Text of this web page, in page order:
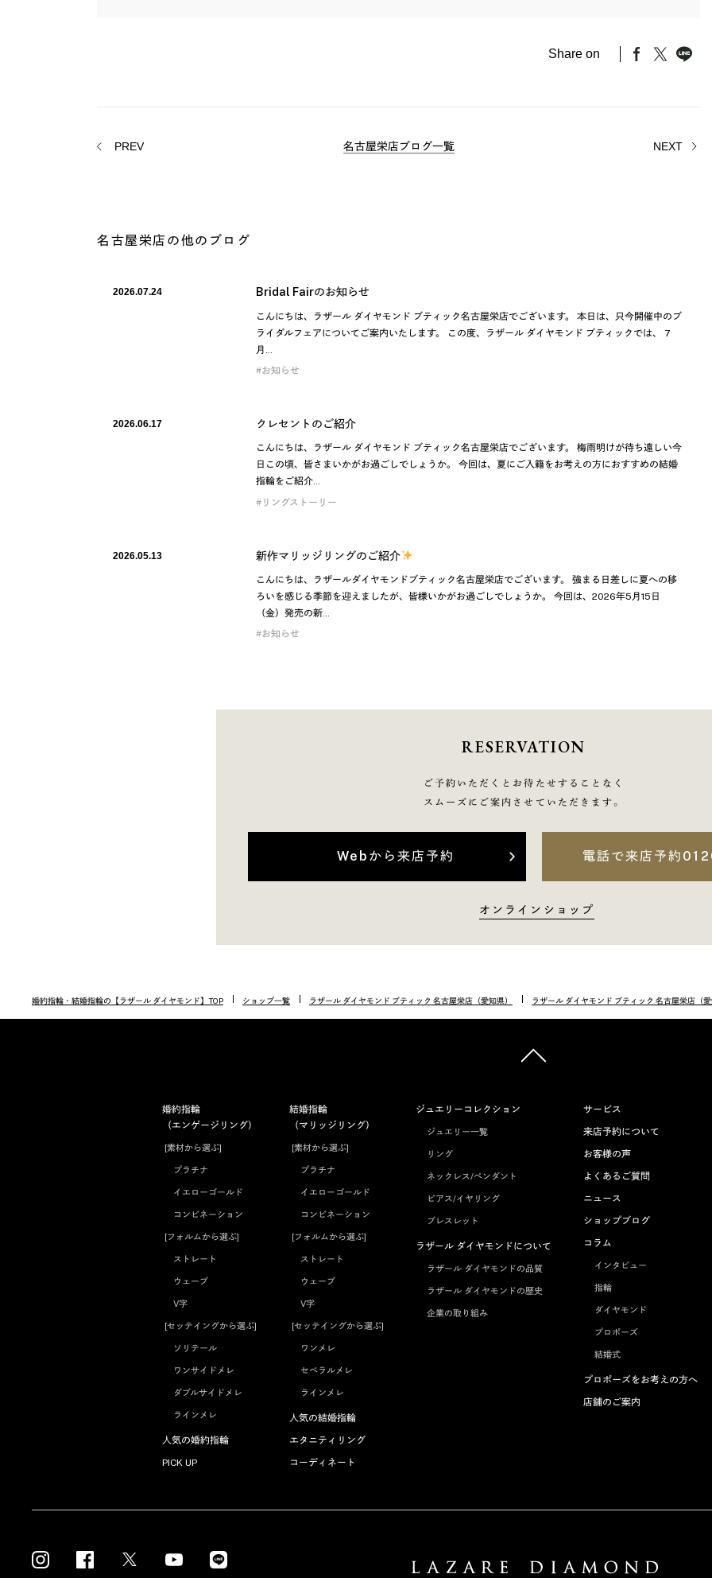
Share on
PREV 名古屋栄店ブログ一覧 NEXT
名古屋栄店の他のブログ
2026.07.24 Bridal Fairのお知らせ
こんにちは、ラザール ダイヤモンド ブティック名古屋栄店でございます。 本日は、只今開催中のブ
ライダルフェアについてご案内いたします。 この度、ラザール ダイヤモンド ブティックでは、 7
月…
お知らせ
2026.06.17 クレセントのご紹介
こんにちは、ラザール ダイヤモンド ブティック名古屋栄店でございます。 梅雨明けが待ち遠しい今
日この頃、皆さまいかがお過ごしでしょうか。 今回は、夏にご入籍をお考えの方におすすめの結婚
指輪をご紹介…
リングストーリー
2026.05.13 新作マリッジリングのご紹介
こんにちは、ラザールダイヤモンドブティック名古屋栄店でございます。 強まる日差しに夏への移
ろいを感じる季節を迎えましたが、皆様いかがお過ごしでしょうか。 今回は、2026年5月15日
（金）発売の新…
お知らせ
RESERVATION
ご予約いただくとお待たせすることなく
スムーズにご案内させていただきます。
Webから来店予約 電話で来店予約
オンラインショップ
婚約指輪・結婚指輪の【ラザール ダイヤモンド】TOP ショップ一覧 ラザール ダイヤモンド ブティック 名古屋栄店（愛知県） ラザール ダイヤモンド ブティック 名古屋栄店（
婚約指輪
（エンゲージリング）
[素材から選ぶ]
プラチナ
イエローゴールド
コンビネーション
[フォルムから選ぶ]
ストレート
ウェーブ
V字
[セッテイングから選ぶ]
ソリテール
ワンサイドメレ
ダブルサイドメレ
ラインメレ
人気の婚約指輪
PICK UP
結婚指輪
（マリッジリング）
[素材から選ぶ]
プラチナ
イエローゴールド
コンビネーション
[フォルムから選ぶ]
ストレート
ウェーブ
V字
[セッテイングから選ぶ]
ワンメレ
セベラルメレ
ラインメレ
人気の結婚指輪
エタニティリング
コーディネート
ジュエリーコレクション
ジュエリー一覧
リング
ネックレス/ペンダント
ピアス/イヤリング
ブレスレット
ラザール ダイヤモンドについて
ラザール ダイヤモンドの品質
ラザール ダイヤモンドの歴史
企業の取り組み
サービス
来店予約について
お客様の声
よくあるご質問
ニュース
ショップブログ
コラム
インタビュー
指輪
ダイヤモンド
プロポーズ
結婚式
プロポーズをお考えの方へ
店舗のご案内